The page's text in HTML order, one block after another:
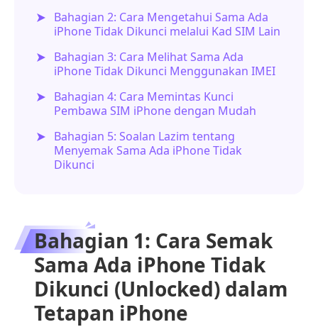
Bahagian 2: Cara Mengetahui Sama Ada
iPhone Tidak Dikunci melalui Kad SIM Lain
Bahagian 3: Cara Melihat Sama Ada
iPhone Tidak Dikunci Menggunakan IMEI
Bahagian 4: Cara Memintas Kunci
Pembawa SIM iPhone dengan Mudah
Bahagian 5: Soalan Lazim tentang
Menyemak Sama Ada iPhone Tidak
Dikunci
Bahagian 1: Cara Semak
Sama Ada iPhone Tidak
Dikunci (Unlocked) dalam
Tetapan iPhone